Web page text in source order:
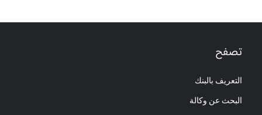
تصفح
التعريف بالبنك
البحث عن وكالة